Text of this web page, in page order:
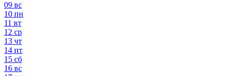
09 вс
10 пн
11 вт
12 ср
13 чт
14 пт
15 сб
16 вс